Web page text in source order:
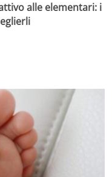
alle elementari: i